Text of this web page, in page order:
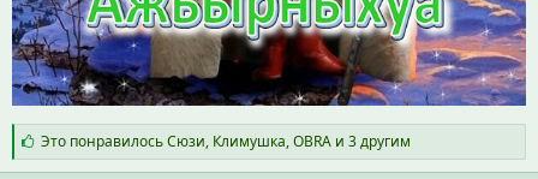
С
и
Это понравилосьСюзи, Климушка,OBRAи 3 другим